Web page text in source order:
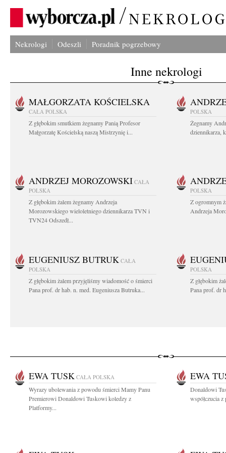
Nekrologi Odeszli Poradnik pogrzebowy
Inne nekrologi
MAŁGORZATA KOŚCIELSKA
CAŁA POLSKA
Z głębokim smutkiem żegnamy Panią Profesor
Małgorzatę Kościelską naszą Mistrzynię i...
POLSKA
Żegnamy
dziennikarza,
ANDRZEJ MOROZOWSKI CAŁA
POLSKA
Z głębokim żalem żegnamy Andrzeja
Morozowskiego wieloletniego dziennikarza TVN i
TVN24 Odszedł...
POLSKA
Z ogromnym
Andrzeja
EUGENIUSZ BUTRUK CAŁA
POLSKA
Z głębokim żalem przyjęliśmy wiadomość o śmierci
Pana prof. dr hab. n. med. Eugeniusza Butruka...
POLSKA
Z głębokim
Pana prof. dr
EWA TUSK CAŁA POLSKA
Wyrazy ubolewania z powodu śmierci Mamy Panu
Premierowi Donaldowi Tuskowi koledzy z
Platformy...
EWA
Donaldowi
współczucia